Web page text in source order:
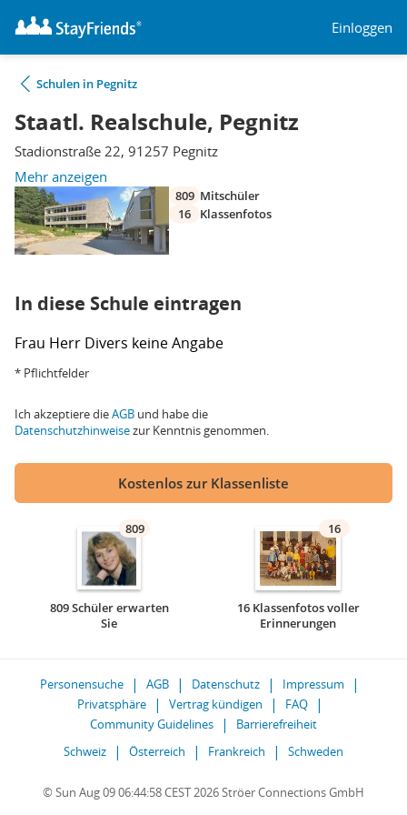
Einloggen
Schulen in Pegnitz
Staatl. Realschule, Pegnitz
Stadionstraße 22, 91257 Pegnitz
Mehr anzeigen
809 Mitschüler
16
Klassenfotos
In diese Schule eintragen
Frau Herr Divers keine Angabe
* Pflichtfelder
Ich akzeptiere dieAGB und habe die
Datenschutzhinweisezur Kenntnis genommen.
Kostenlos zur Klassenliste
809
809 Schüler erwarten
Sie
16
16 Klassenfotos voller
Erinnerungen
Personensuche AGB Datenschutz
Impressum
Privatsphäre
Vertrag kündigen
FAQ
Community Guidelines
Barrierefreiheit
Schweiz
Österreich Frankreich Schweden
© Sun Aug 09 06:44:58 CEST 2026 Ströer Connections GmbH